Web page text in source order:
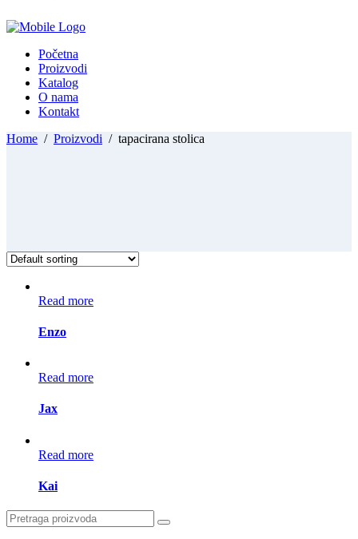
Početna
Proizvodi
Katalog
O nama
Kontakt
Home / Proizvodi / tapacirana stolica
Read more
Enzo
Read more
Jax
Read more
Kai
Search
for: